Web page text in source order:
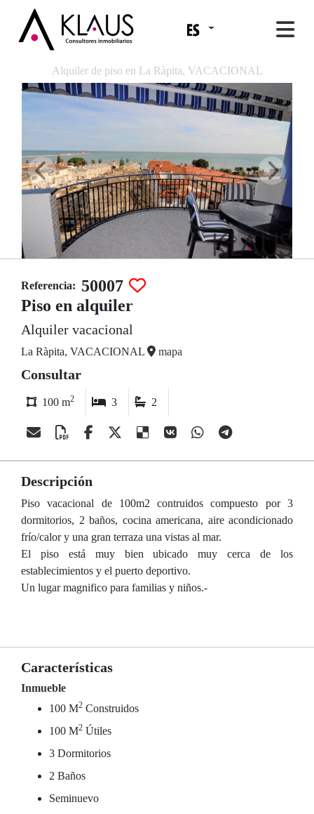
Alquiler de piso en La Ràpita, VACACIONAL
Referencia: 50007
Piso en alquiler
Alquiler vacacional
La Ràpita, VACACIONAL mapa
Consultar
100 m2 3 2
Descripción
Piso vacacional de 100m2 contruidos compuesto por 3
dormitorios, 2 baños, cocina americana, aire acondicionado
frío/calor y una gran terraza una vistas al mar.
El piso está muy bien ubicado muy cerca de los
establecimientos y el puerto deportivo.
Un lugar magnifico para familias y niños.-
Características
Inmueble
100 M2 Construidos
100 M2 Útiles
3 Dormitorios
2 Baños
Seminuevo